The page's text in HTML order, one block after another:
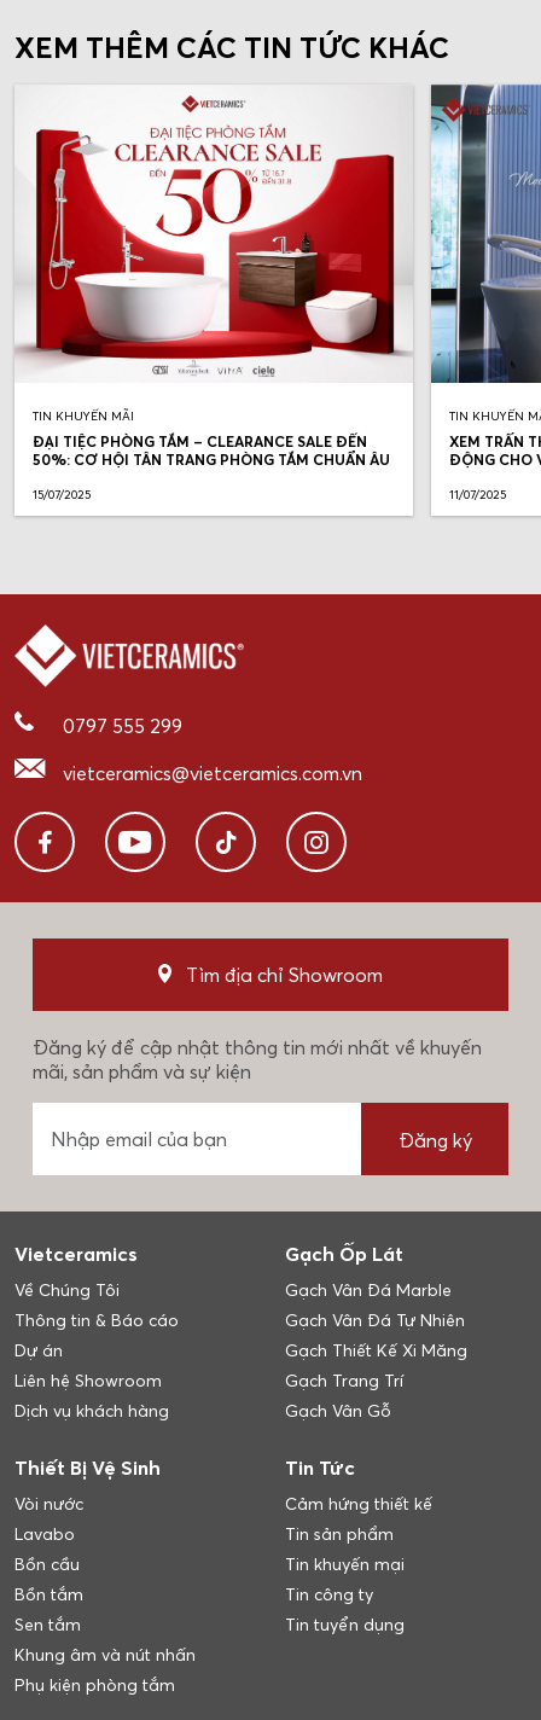
XEM THÊM CÁC TIN TỨC KHÁC
TIN KHUYẾN MÃI
ĐẠI TIỆC PHÒNG TẮM – CLEARANCE SALE ĐẾN
50%: CƠ HỘI TÂN TRANG PHÒNG TẮM CHUẨN ÂU
15/07/2025
TIN KHUYẾN
XEM TRẤN
ĐỘNG CHO
11/07/2025
0797 555 299
vietceramics@vietceramics.com.vn
Tìm địa chỉ Showroom
Đăng ký để cập nhật thông tin mới nhất về khuyến
mãi, sản phẩm và sự kiện
Đăng ký
Vietceramics
Về Chúng Tôi
Thông tin & Báo cáo
Dự án
Liên hệ Showroom
Dịch vụ khách hàng
Gạch Ốp Lát
Gạch Vân Đá Marble
Gạch Vân Đá Tự Nhiên
Gạch Thiết Kế Xi Măng
Gạch Trang Trí
Gạch Vân Gỗ
Thiết Bị Vệ Sinh
Vòi nước
Lavabo
Bồn cầu
Bồn tắm
Sen tắm
Khung âm và nút nhấn
Phụ kiện phòng tắm
Tin Tức
Cảm hứng thiết kế
Tin sản phẩm
Tin khuyến mại
Tin công ty
Tin tuyển dụng